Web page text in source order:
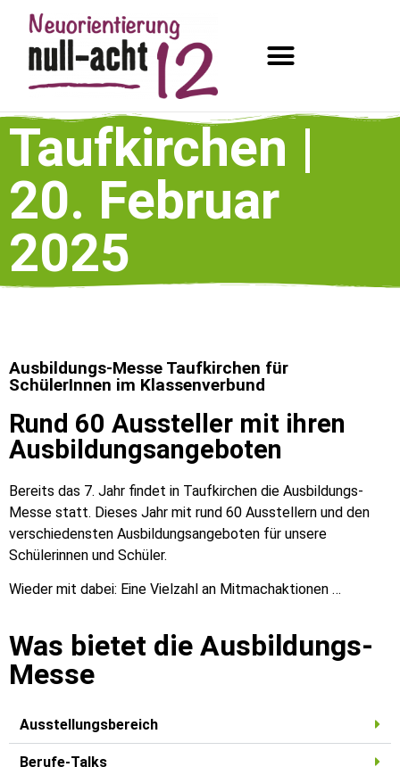
Taufkirchen |
20. Februar
2025
Ausbildungs-Messe Taufkirchen für
SchülerInnen im Klassenverbund
Rund 60 Aussteller mit ihren
Ausbildungsangeboten
Bereits das 7. Jahr findet in Taufkirchen die Ausbildungs-
Messe statt. Dieses Jahr mit rund 60 Ausstellern und den
verschiedensten Ausbildungsangeboten für unsere
Schülerinnen und Schüler.
Wieder mit dabei: Eine Vielzahl an Mitmachaktionen …
Was bietet die Ausbildungs-
Messe
Ausstellungsbereich
Berufe-Talks